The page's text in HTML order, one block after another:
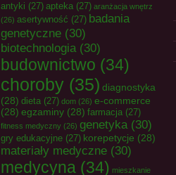
antyki (27) apteka (27) aranżacja wnętrz
(26) asertywność (27) badania
genetyczne (30)
biotechnologia(30)
budownictwo (34)
choroby (35) diagnostyka
(28) dieta (27) dom (26) e-commerce
(28) egzaminy (28) farmacja (27)
fitness medyczny (26) genetyka(30)
gry edukacyjne (27) korepetycje (28)
materiały medyczne (30)
medycyna (34) mieszkanie